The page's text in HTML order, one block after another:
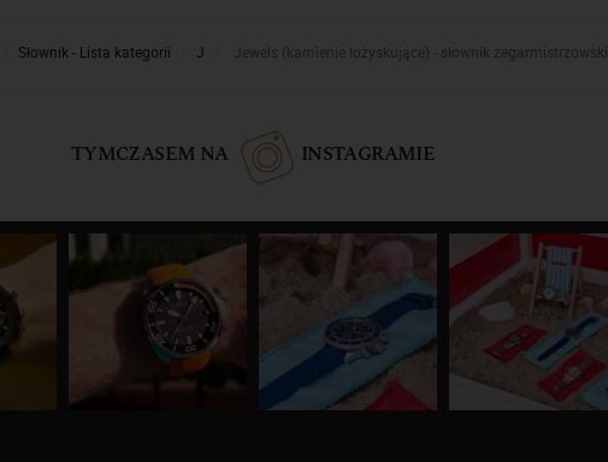
Słownik - Lista kategorii J Jewels (kamienie łożyskujące) - słownik zegarmistrzowski
TYMCZASEM NA INSTAGRAMIE